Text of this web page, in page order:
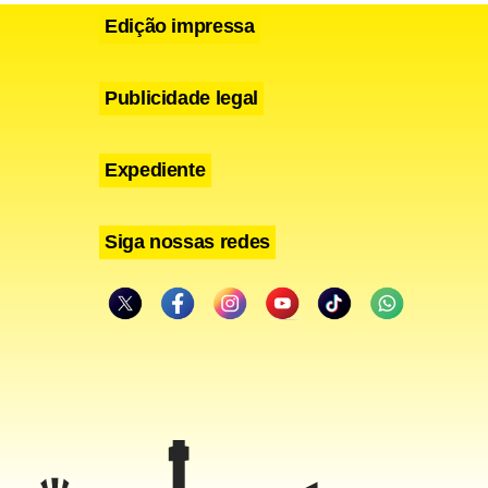
da
a
da Silva,
Edição impressa
Publicidade legal
Expediente
Siga nossas redes